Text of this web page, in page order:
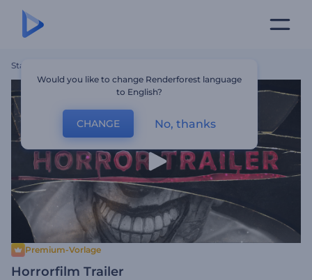
Startseite
Premium-Vorlage
Horrorfilm Trailer
Would you like to change Renderforest language
to English?
CHANGE No, thanks